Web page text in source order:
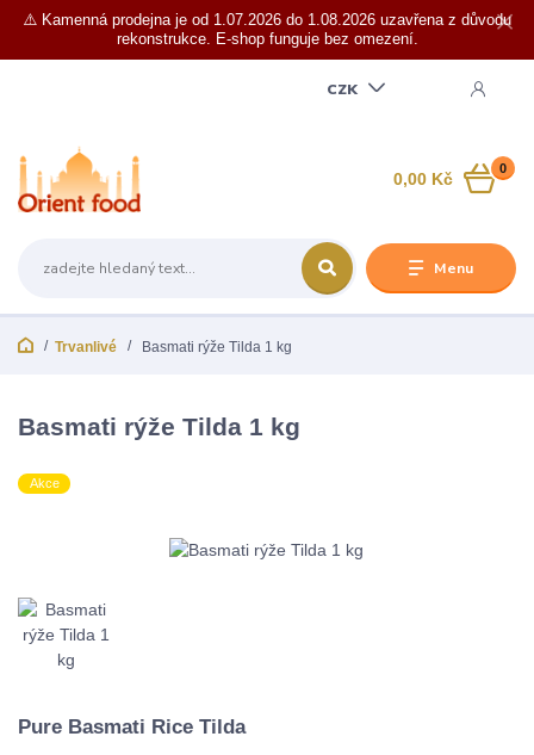
⚠️ Kamenná prodejna je od 1.07.2026 do 1.08.2026 uzavřena z důvodu
rekonstrukce. E-shop funguje bez omezení.
Menu
CZK
0
0,00 Kč
Trvanlivé Basmati rýže Tilda 1 kg
Basmati rýže Tilda 1 kg
Akce
Pure Basmati Rice Tilda